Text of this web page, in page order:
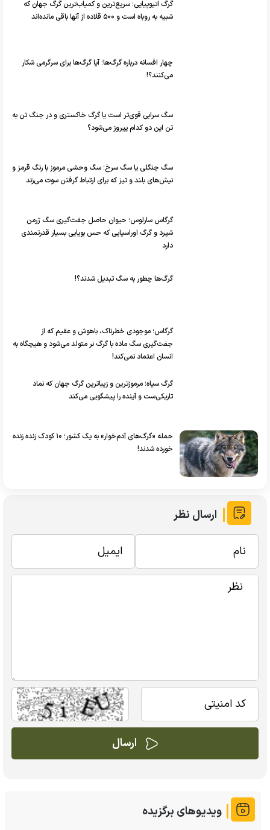
گرگ اتیوپیایی؛ سریع‌ترین و کمیاب‌ترین گرگ جهان که
شبیه به روباه است و ۵۰۰ قلاده از آنها باقی مانده‌اند
چهار افسانه درباره گرگ‌ها؛ آیا گرگ‌ها برای سرگرمی شکار
می‌کنند؟!
سگ سرابی قوی‌تر است یا گرگ خاکستری و در جنگ تن به
تن این دو کدام پیروز می‌شود؟
سگ جنگلی یا سگ سرخ؛ سگ وحشی مرموز با رنگ قرمز و
نیش‌های بلند و تیز که برای ارتباط گرفتن سوت می‌زند
گرگاس سارلوس؛ حیوان حاصل جفت‌گیری سگ ژرمن
شپرد و گرگ اوراسیایی که حس بویایی بسیار قدرتمندی
دارد
گرگ‌ها چطور به سگ تبدیل شدند؟!
گرگاس؛ موجودی خطرناک، باهوش و عقیم که از
جفت‌گیری سگ ماده با گرگ نر متولد می‌شود و هیچگاه به
انسان اعتماد نمی‌کند!
گرگ سیاه؛ مرموزترین و زیباترین گرگ جهان که نماد
تاریکی‌ست و آینده را پیشگویی می‌کند
حمله «گرگ‌های آدم‌خوار» به یک کشور؛ ۱۰ کودک زنده زنده
خورده شدند!
ارسال نظر
ویدیوهای برگزیده